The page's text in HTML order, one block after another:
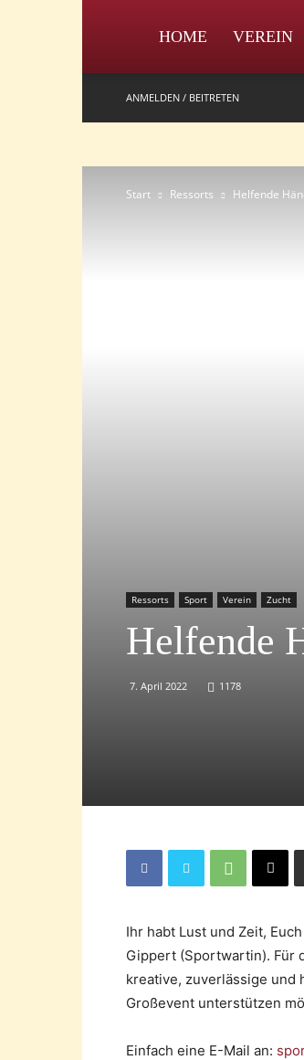
IPZV
HOME VEREIN
ANMELDEN / BEITRETEN
Start Ressorts Helfende
Ressorts Sport Verein Zucht
Helfende
7. April 2022 1178
Ihr habt Lust und Zeit,
Gippert (Sportwartin). Für
kreative, zuverlässige und
Großevent unterstützen
Einfach eine E-Mail an: